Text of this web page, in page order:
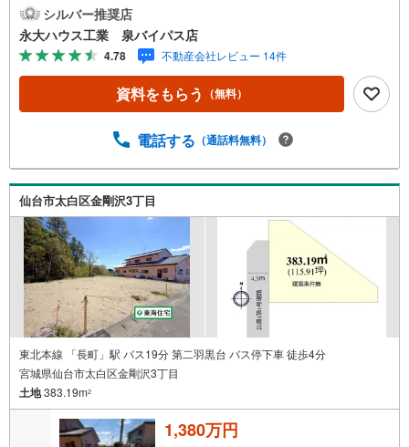
の強みを大きく2つに分けてご紹介！1.＜豊富な不動産知識
＞戸建・マンション・土地...と種別を問わず不動産を取り
扱っております。更に教育施設や商業施設、子育て環境や
行政などの地域情報を総合し、お客様により良い物件選び
をして頂けるよう、しっかりとサポートさせて頂きます。
2.＜経験豊富なスタッフ＞当社では【購入】【売却】【引
もちろん、ご購入時に気になる住宅ローン各種税金につい
スペースも完備！お子様連れのご家族様で是非お越しくだ
さい。営業時間:10:00～18:00（定休日火・水曜日※店舗に
より変動あり）現地のご案内も可能ですので、どうぞお気
シルバー推奨店
永大ハウス工業 泉バイパス店
4.78 不動産会社レビュー 14件
資料をもらう （無料）
電話する （通話料無料）
仙台市太白区金剛沢3丁目
東北本線 「長町」駅 バス19分 第二羽黒台 バス停下車 徒歩4分
宮城県仙台市太白区金剛沢3丁目
土地383.19m2
1,380万円